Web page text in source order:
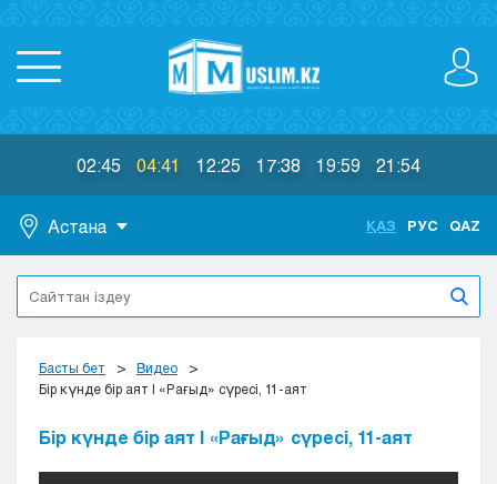
02:45 04:41 12:25 17:38 19:59 21:54
Астана
Астана
Алматы
Атырау
Караганда
ҚАЗ РУС QAZ
Басты бет
Видео
Бір күнде бір аят | «Рағыд» сүресі, 11-аят
Бір күнде бір аят | «Рағыд» сүресі, 11-аят